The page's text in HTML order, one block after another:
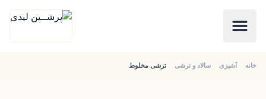
خانه آشپزی سالاد و ترشی ترشی مخلوط